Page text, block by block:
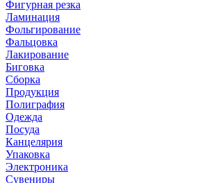
Фигурная резка
Ламинация
Фольгирование
Фальцовка
Лакирование
Биговка
Сборка
Продукция
Полиграфия
Одежда
Посуда
Канцелярия
Упаковка
Электроника
Сувениры